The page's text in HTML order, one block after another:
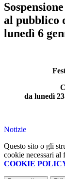
al pubblico
lunedì 6
da lunedì
Notizie
Questo sito o gli
cookie necessari
COOKIE